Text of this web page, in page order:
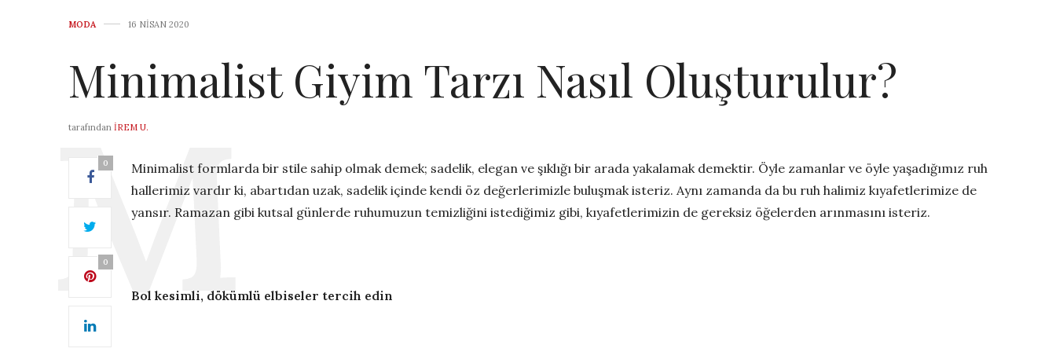
MODA 16 NISAN 2020
Minimalist Giyim Tarzı Nasıl Oluşturulur?
tarafından İREM U.
0
0
Minimalist formlarda bir stile sahip olmak demek; sadelik, elegan ve şıklığı bir arada yakalamak demektir. Öyle zamanlar ve öyle yaşadığımız ruh
hallerimiz vardır ki, abartıdan uzak, sadelik içinde kendi öz değerlerimizle buluşmak isteriz. Aynı zamanda da bu ruh halimiz kıyafetlerimize de
yansır. Ramazan gibi kutsal günlerde ruhumuzun temizliğini istediğimiz gibi, kıyafetlerimizin de gereksiz öğelerden arınmasını isteriz.
Bol kesimli, dökümlü elbiseler tercih edin